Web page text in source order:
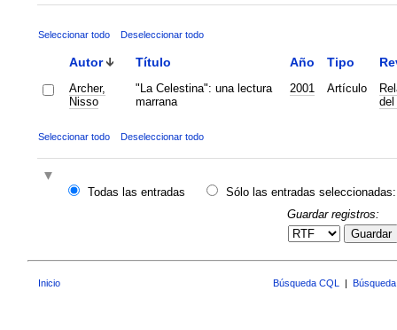
Seleccionar todo Deseleccionar todo
Autor Título Año Tipo
Archer,
Nisso
"La Celestina": una lectura
marrana
2001 Artículo
del
Seleccionar todo Deseleccionar todo
Todas las entradas
Sólo las entradas seleccionadas:
Guardar registros:
Guardar
Inicio Búsqueda CQL